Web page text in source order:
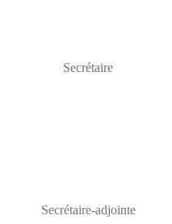
Secrétaire
Secrétaire-adjointe